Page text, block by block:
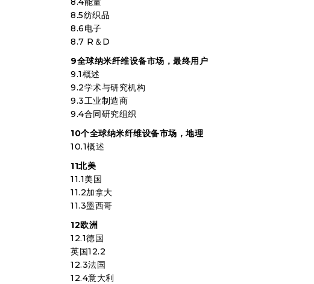
8.5纺织品
8.6电子
8.7 R＆D
9全球纳米纤维设备市场，最终用户
9.1概述
9.2学术与研究机构
9.3工业制造商
9.4合同研究组织
10个全球纳米纤维设备市场，地理
10.1概述
11北美
11.1美国
11.2加拿大
11.3墨西哥
12欧洲
12.1德国
英国12.2
12.3法国
12.4意大利